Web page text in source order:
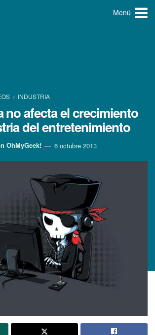
Menú
INDUSTRIA
no afecta el crecimiento
del entretenimiento
OhMyGeek! 6 octubre 2013